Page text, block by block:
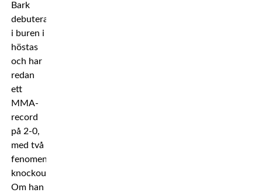
Bark
debuterade
i buren i
höstas
och har
redan
ett
MMA-
record
på 2-0,
med två
fenomenala
knockoutvinster.
Om han